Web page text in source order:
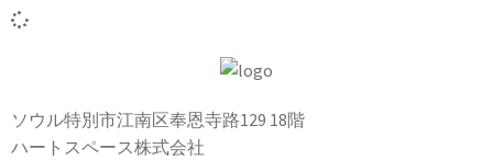
ソウル特別市江南区奉恩寺路129 18階
ハートスペース株式会社